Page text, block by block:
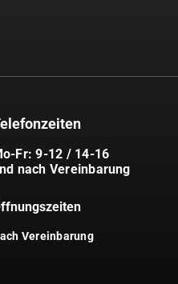
Fr: 9-12 / 14-16
nach Vereinbarung
Vereinbarung